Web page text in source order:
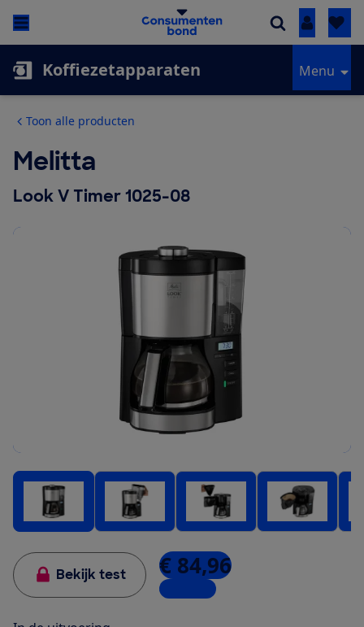
Inloggen
Koffiezetapparaten Menu
Toon alle producten
Melitta
Look V Timer 1025-08
Bekijk test € 84,96
4 winkels